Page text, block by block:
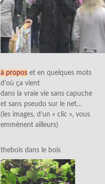
à propos et en quelques mots
d’où ça vient
dans la vraie vie sans capuche
et sans pseudo sur le net…
(les images, d’un « clic », vous
emmènent ailleurs)
thebois dans le bois